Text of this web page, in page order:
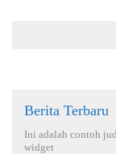
Berita Terbaru
Ini adalah contoh
widget